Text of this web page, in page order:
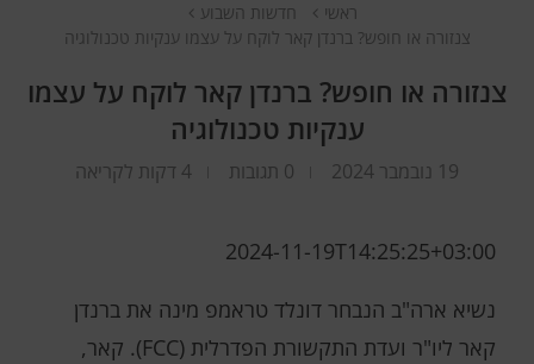
ראשי
חדשות השבוע
צנזורה או חופש? ברנדן קאר לוקח על עצמו ענקיות טכנולוגיה
צנזורה או חופש? ברנדן קאר לוקח על עצמו
ענקיות טכנולוגיה
19 נובמבר 2024 0 תגובות 4 דקות לקריאה
2024-11-19T14:25:25+03:00
נשיא ארה"ב הנבחר דונלד טראמפ מינה את ברנדן
קאר ליו"ר ועדת התקשורת הפדרלית (FCC). קאר,